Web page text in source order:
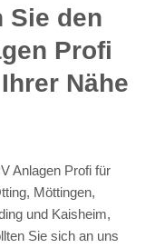
Sie den
Profi
Nähe
Anlagen Profi für
Möttingen,
und Kaisheim,
Sie sich an uns